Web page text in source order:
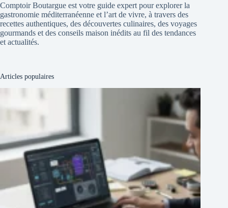
Comptoir Boutargue est votre guide expert pour explorer la
gastronomie méditerranéenne et l’art de vivre, à travers des
recettes authentiques, des découvertes culinaires, des voyages
gourmands et des conseils maison inédits au fil des tendances
et actualités.
Articles populaires